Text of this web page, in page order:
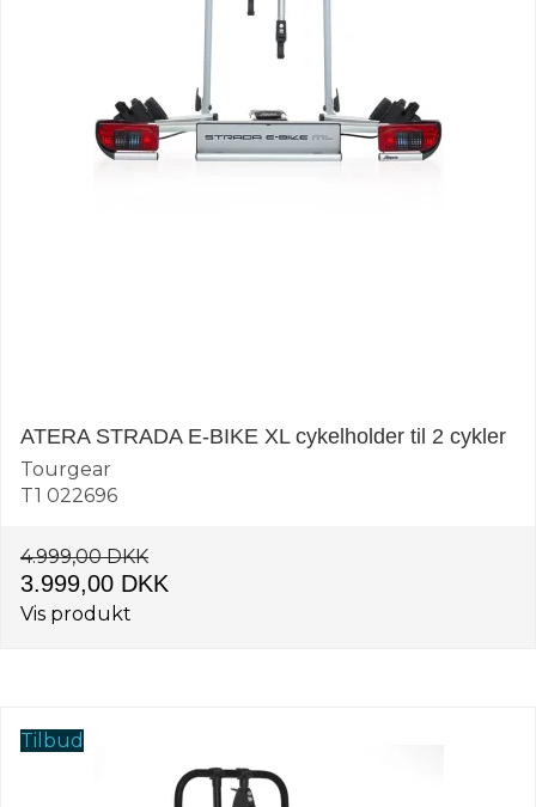
ATERA STRADA E-BIKE XL cykelholder til 2 cykler
Tourgear
T1 022696
4.999,00 DKK
3.999,00 DKK
Vis produkt
Tilbud